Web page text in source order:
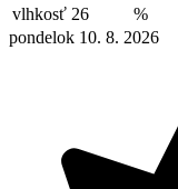
vlhkosť 26
%
pondelok 10. 8. 2026